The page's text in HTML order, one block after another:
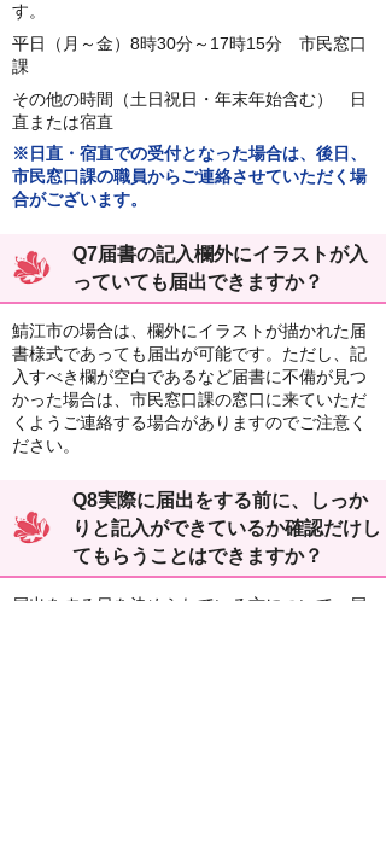
す。
平日（月～金）8時30分～17時15分 市民窓口
課
その他の時間（土日祝日・年末年始含む） 日
直または宿直
※日直・宿直での受付となった場合は、後日、
市民窓口課の職員からご連絡させていただく場
合がございます。
Q7届書の記入欄外にイラストが入
っていても届出できますか？
鯖江市の場合は、欄外にイラストが描かれた届
書様式であっても届出が可能です。ただし、記
入すべき欄が空白であるなど届書に不備が見つ
かった場合は、市民窓口課の窓口に来ていただ
くようご連絡する場合がありますのでご注意く
ださい。
Q8実際に届出をする前に、しっか
りと記入ができているか確認だけし
てもらうことはできますか？
届出をする日を決められている方について、届